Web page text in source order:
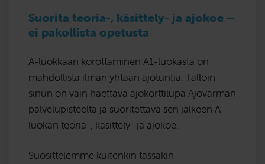
Suorita teoria-, käsittely- ja ajokoe –
ei pakollista opetusta
A-luokkaan korottaminen A1-luokasta on
mahdollista ilman yhtään ajotuntia. Tällöin
sinun on vain haettava ajokorttilupa Ajovarman
palvelupisteeltä ja suoritettava sen jälkeen A-
luokan teoria-, käsittely- ja ajokoe.
Suosittelemme kuitenkin tässäkin